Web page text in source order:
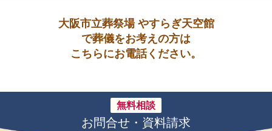
大阪市立葬祭場 やすらぎ天空館
で葬儀をお考えの方は
こちらにお電話ください。
無料相談
お問合せ・資料請求